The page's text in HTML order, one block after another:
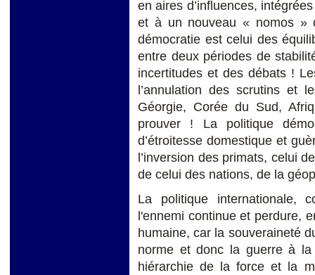
en aires d’influences,
et à un nouveau « nomos
démocratie est celui des
entre deux périodes de
incertitudes et des débats !
l’annulation des scrutins et
Géorgie, Corée du Sud,
prouver ! La politique
d’étroitesse domestique et
l’inversion des primats, celui
de celui des nations, de la
La politique internationale,
l'ennemi continue et perdure,
humaine, car la souveraineté
norme et donc la guerre à
hiérarchie de la force et la